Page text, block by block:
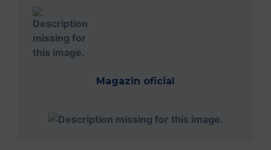
Magazin oficial